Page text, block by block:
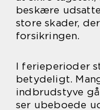
beskære
store skader,
forsikringen.
I ferieperioder
betydeligt.
indbrudstyve
ser ubeboede